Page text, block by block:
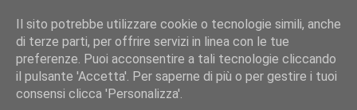
CHI SIAMO LE SEZIONI ASSICURGRANDA
Il sito potrebbe utilizzare cookie o tecnologie simili, anche
di terze parti, per offrire servizi in linea con le tue
preferenze. Puoi acconsentire a tali tecnologie cliccando
il pulsante 'Accetta'. Per saperne di più o per gestire i tuoi
consensi clicca 'Personalizza'.